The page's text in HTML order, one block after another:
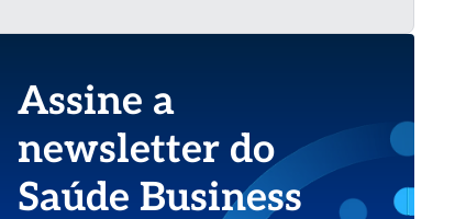
Assine a
newsletter do
Saúde Business